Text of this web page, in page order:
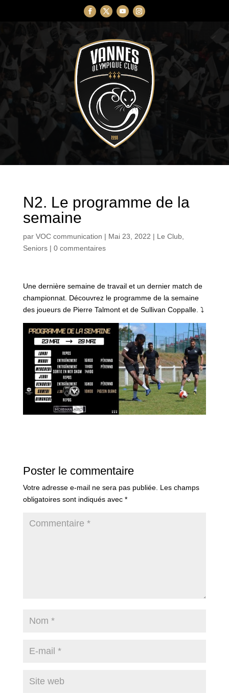
N2. Le programme de la
semaine
par VOC communication | Mai 23, 2022 | Le Club,
Seniors| 0 commentaires
Une dernière semaine de travail et un dernier match de
championnat. Découvrez le programme de la semaine
des joueurs de Pierre Talmont et de Sullivan Coppalle. ⤵️
Poster le commentaire
Votre adresse e-mail ne sera pas publiée. Les champs
obligatoires sont indiqués avec *